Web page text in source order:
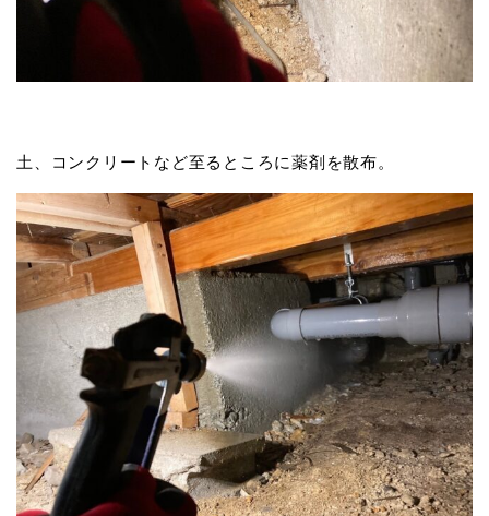
土、コンクリートなど至るところに薬剤を散布。